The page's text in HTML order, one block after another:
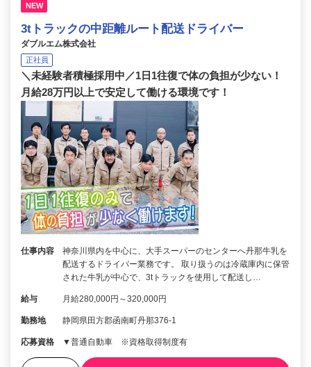
NEW
3tトラックの中距離ルート配送ドライバー
ダブルエム株式会社
正社員
＼未経験者積極採用中／1日1往復で体の負担が少ない！
月給28万円以上で安定して働ける環境です！
仕事内容
神奈川県内を中心に、大手スーパーのセンターへ丹那牛乳を
配送するドライバー業務です。 取り扱うのは冷蔵庫内に保管
された牛乳が中心で、3tトラックを使用して配送し…
給与 月給280,000円～320,000円
勤務地 静岡県田方郡函南町丹那376-1
応募資格 ▼普通自動車 ※資格取得制度有